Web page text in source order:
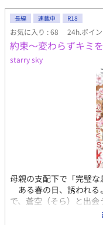
致しました。長い間＆た
ざいました～！
長編 連載中 R18
お気に入り : 68 24h.ポイ
約束〜変わらずキミ
starry sky
母親の支配下で「完璧な
ある春の日、誘われる
で、蒼空（そら）と出
独の形も違う二人。 異